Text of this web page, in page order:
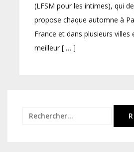
(LFSM pour les intimes), qui
propose chaque automne à
France et dans plusieurs villes
meilleur [ … ]
Rechercher :